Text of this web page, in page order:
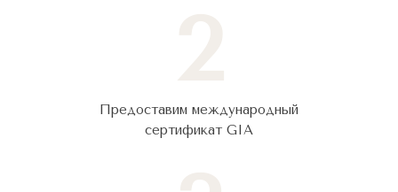
Предоставим международный
сертификат GIA